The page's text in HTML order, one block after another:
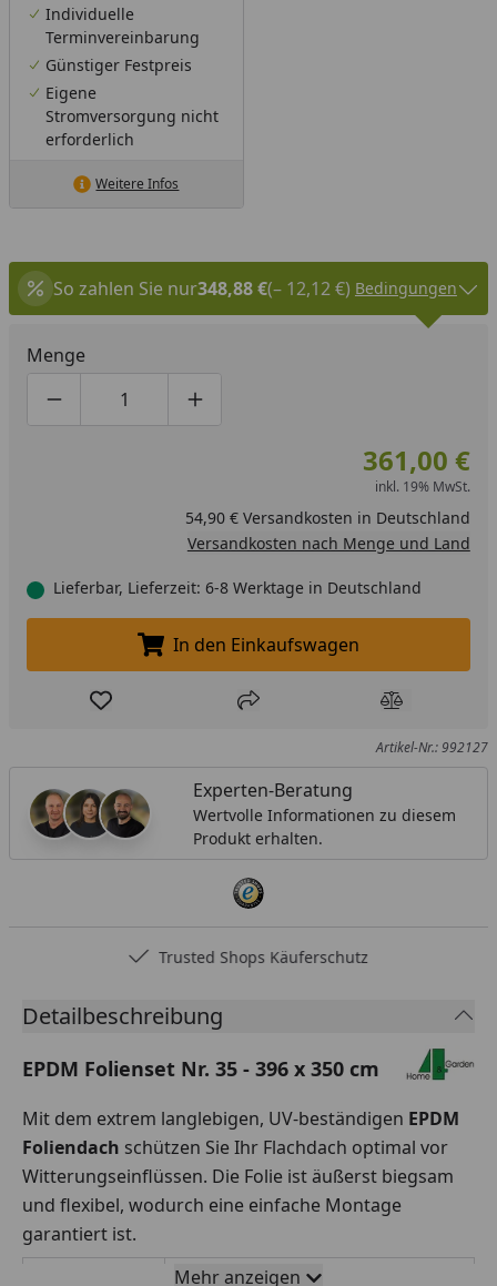
Individuelle
Terminvereinbarung
Günstiger Festpreis
Eigene
Stromversorgung nicht
erforderlich
Weitere Infos
So zahlen Sie nur348,88 €(– 12,12 €) Bedingungen
Menge
Produktmenge um eins verringern
Produktmenge manuell eingeben
Produktmenge um eins erhöhen
361,00 €
inkl. 19% MwSt.
54,90 € Versandkosten in Deutschland
Versandkosten nach Menge und Land
Lieferbar, Lieferzeit: 6-8 Werktage in Deutschland
In den Einkaufswagen legen
In den Einkaufswagen
Produkt zur Wunschliste hinzufügen
Teilen Produkt
Artikel-Nr.: 992127
Experten-Beratung
Wertvolle Informationen zu diesem
Produkt erhalten.
Trusted Shops Käuferschutz
Detailbeschreibung
EPDM Folienset Nr. 35 - 396 x 350 cm
Mit dem extrem langlebigen, UV-beständigen EPDM
Foliendach schützen Sie Ihr Flachdach optimal vor
Witterungseinflüssen. Die Folie ist äußerst biegsam
und flexibel, wodurch eine einfache Montage
garantiert ist.
396 x 350 cm
Mehr anzeigen